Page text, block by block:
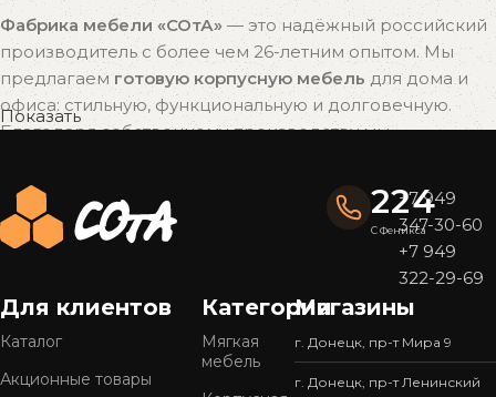
Фабрика мебели «СОтА» — это надёжный российский
производитель с более чем 26-летним опытом. Мы
предлагаемготовую корпусную мебель для дома и
офиса: стильную, функциональную и долговечную.
Благодаря собственному производству мы
качества
Почему выбирают мебель «СОтА»?
У нас представлен
большой выбор мебелив
популярных стилях — от современного минимализма
до уютной классики. Готовые решения подойдут для
кухни, спальни, гостиной, прихожей или офиса.
Показать
224
С Феникса
+7 949
347-30-60
+7 949
322-29-69
Для клиентов
Каталог
Акционные товары
Категории
Мягкая
мебель
Магазины
г. Донецк, пр-т Мира 9
г. Донецк, пр-т Ленинский